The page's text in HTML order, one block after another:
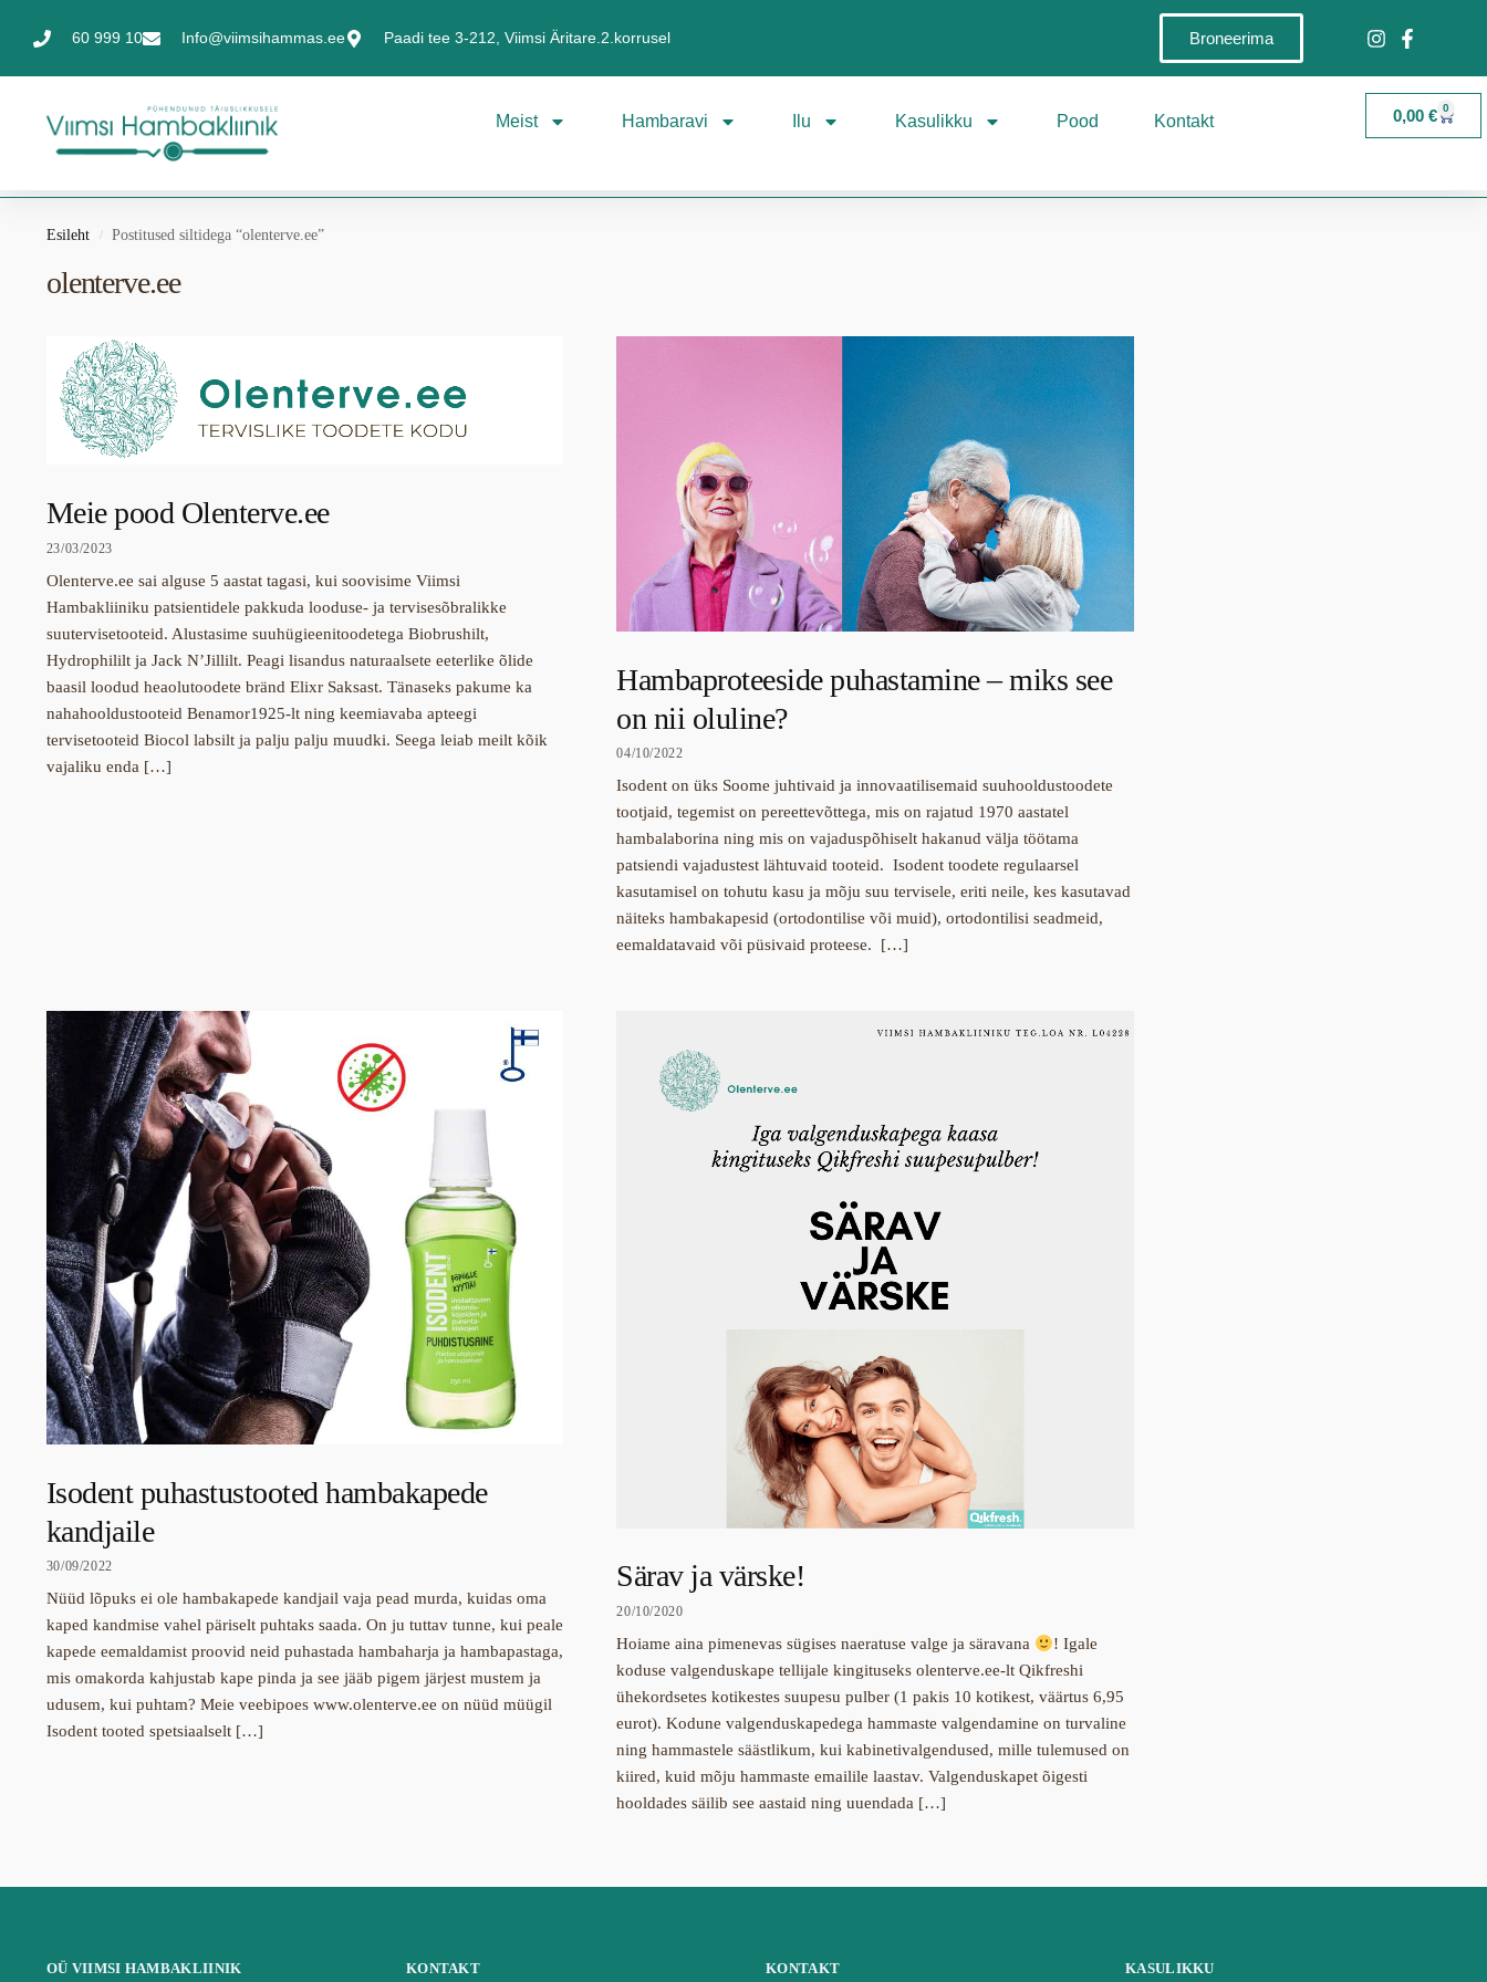
60 999 10 Info@viimsihammas.ee Paadi tee 3-212, Viimsi Äritare.2.korrusel Broneerima
Meist Hambaravi Ilu Kasulikku Pood Kontakt 0,00€ 0
Esileht / Postitused siltidega “olenterve.ee”
olenterve.ee
Meie pood Olenterve.ee
23/03/2023
Olenterve.ee sai alguse 5 aastat tagasi, kui soovisime Viimsi
Hambakliiniku patsientidele pakkuda looduse- ja tervisesõbralikke
suutervisetooteid. Alustasime suuhügieenitoodetega Biobrushilt,
Hydrophililt ja Jack N’Jillilt. Peagi lisandus naturaalsete eeterlike õlide
baasil loodud heaolutoodete bränd Elixr Saksast. Tänaseks pakume ka
nahahooldustooteid Benamor1925-lt ning keemiavaba apteegi
tervisetooteid Biocol labsilt ja palju palju muudki. Seega leiab meilt kõik
vajaliku enda […]
Hambaproteeside puhastamine – miks see
on nii oluline?
04/10/2022
Isodent on üks Soome juhtivaid ja innovaatilisemaid suuhooldustoodete
tootjaid, tegemist on pereettevõttega, mis on rajatud 1970 aastatel
hambalaborina ning mis on vajaduspõhiselt hakanud välja töötama
patsiendi vajadustest lähtuvaid tooteid. Isodent toodete regulaarsel
kasutamisel on tohutu kasu ja mõju suu tervisele, eriti neile, kes kasutavad
näiteks hambakapesid (ortodontilise või muid), ortodontilisi seadmeid,
eemaldatavaid või püsivaid proteese. […]
Isodent puhastustooted hambakapede
kandjaile
30/09/2022
Nüüd lõpuks ei ole hambakapede kandjail vaja pead murda, kuidas oma
kaped kandmise vahel päriselt puhtaks saada. On ju tuttav tunne, kui peale
kapede eemaldamist proovid neid puhastada hambaharja ja hambapastaga,
mis omakorda kahjustab kape pinda ja see jääb pigem järjest mustem ja
udusem, kui puhtam? Meie veebipoes www.olenterve.ee on nüüd müügil
Isodent tooted spetsiaalselt […]
Särav ja värske!
20/10/2020
Hoiame aina pimenevas sügises naeratuse valge ja säravana
! Igale
koduse valgenduskape tellijale kingituseks olenterve.ee-lt Qikfreshi
ühekordsetes kotikestes suupesu pulber (1 pakis 10 kotikest, väärtus 6,95
eurot). Kodune valgenduskapedega hammaste valgendamine on turvaline
ning hammastele säästlikum, kui kabinetivalgendused, mille tulemused on
kiired, kuid mõju hammaste emailile laastav. Valgenduskapet õigesti
hooldades säilib see aastaid ning uuendada […]
OÜ VIIMSI HAMBAKLIINIK KONTAKT KONTAKT KASULIKKU